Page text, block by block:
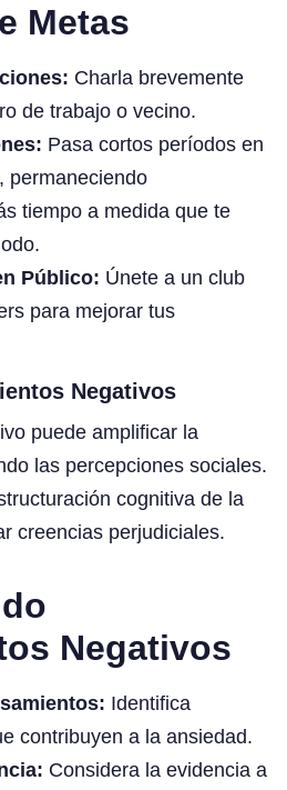
Metas
Charla brevemente
de trabajo o vecino.
Pasa cortos períodos en
permaneciendo
tiempo a medida que te
Público: Únete a un club
para mejorar tus
Negativos
puede amplificar la
las percepciones sociales.
cognitiva de la
creencias perjudiciales.
Negativos
Identifica
contribuyen a la ansiedad.
Considera la evidencia a